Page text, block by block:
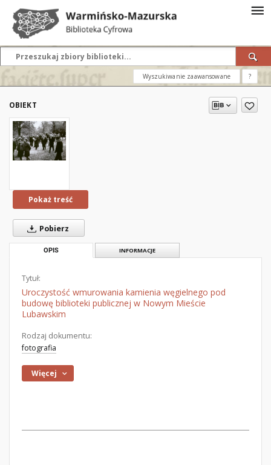
Wyszukiwanie zaawansowane ?
OBIEKT
Pokaż treść
Pobierz
OPIS INFORMACJE
Tytuł:
Uroczystość wmurowania kamienia węgielnego pod
budowę biblioteki publicznej w Nowym Mieście
Lubawskim
Rodzaj dokumentu:
fotografia
Więcej